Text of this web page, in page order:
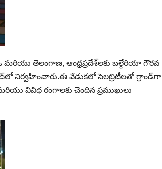
తెలంగాణ, ఆంధ్రప్రదేశ్‌లకు బల్గేరియా గౌరవ
నిర్వహించారు.ఈ వేడుకలో సెలబ్రిటీలతో గ్రాండ్‌గా
వివిధ రంగాలకు చెందిన ప్రముఖులు